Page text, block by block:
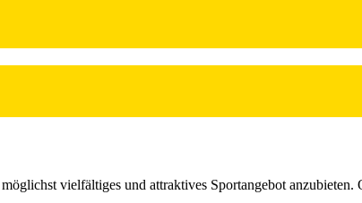
vielfältiges und attraktives Sportangebot